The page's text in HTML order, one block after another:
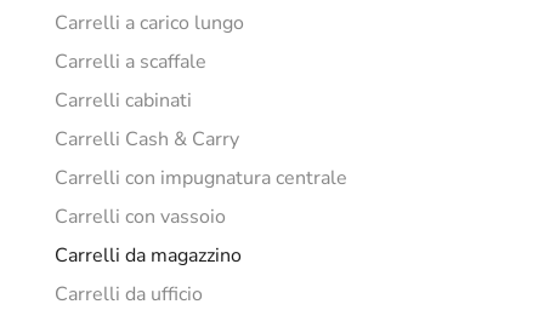
Carrelli a carico lungo
Carrelli a scaffale
Carrelli cabinati
Carrelli Cash & Carry
Carrelli con impugnatura centrale
Carrelli con vassoio
Carrelli da magazzino
Carrelli da ufficio